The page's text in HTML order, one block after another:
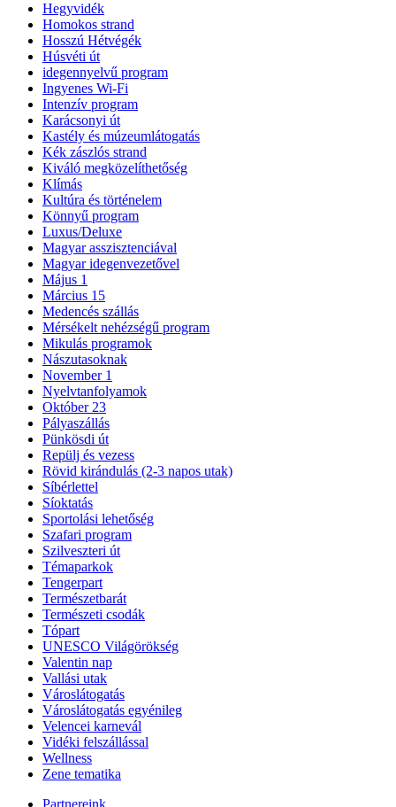
Hegyvidék
Homokos strand
Hosszú Hétvégék
Húsvéti út
idegennyelvű program
Ingyenes Wi-Fi
Intenzív program
Karácsonyi út
Kastély és múzeumlátogatás
Kék zászlós strand
Kiváló megközelíthetőség
Klímás
Kultúra és történelem
Könnyű program
Luxus/Deluxe
Magyar asszisztenciával
Magyar idegenvezetővel
Május 1
Március 15
Medencés szállás
Mérsékelt nehézségű program
Mikulás programok
Nászutasoknak
November 1
Nyelvtanfolyamok
Október 23
Pályaszállás
Pünkösdi út
Repülj és vezess
Rövid kirándulás (2-3 napos utak)
Síbérlettel
Síoktatás
Sportolási lehetőség
Szafari program
Szilveszteri út
Témaparkok
Tengerpart
Természetbarát
Természeti csodák
Tópart
UNESCO Világörökség
Valentin nap
Vallási utak
Városlátogatás
Városlátogatás egyénileg
Velencei karnevál
Vidéki felszállással
Wellness
Zene tematika